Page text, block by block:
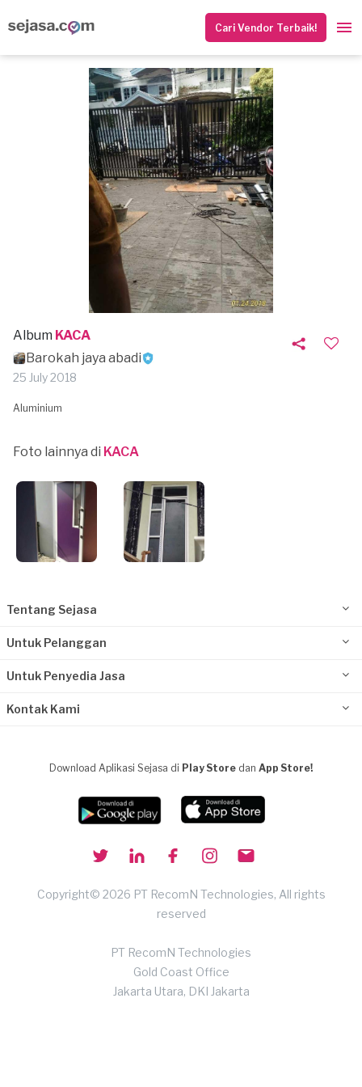
Cari Vendor Terbaik!
Album KACA
Barokah jaya abadi
25 July 2018
Aluminium
Foto lainnya di KACA
Tentang Sejasa
Untuk Pelanggan
Untuk Penyedia Jasa
Kontak Kami
Download Aplikasi Sejasa di Play Store dan App Store!
Copyright© 2026 PT RecomN Technologies, All rights
reserved
PT RecomN Technologies
Gold Coast Office
Jakarta Utara, DKI Jakarta